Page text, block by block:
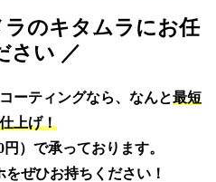
のキタムラにお任
さい ／
ーティングなら、なんと最短
上げ！
）で承っております。
ぜひお持ちください！